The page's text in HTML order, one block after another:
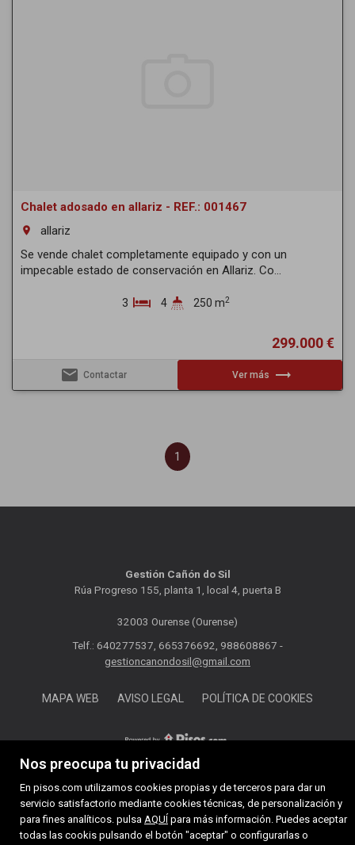
Nos preocupa tu privacidad
En pisos.com utilizamos cookies propias y de terceros para dar un
servicio satisfactorio mediante cookies técnicas, de personalización y
para fines analíticos. pulsa AQUÍ para más información. Puedes aceptar
todas las cookis pulsando el botón "aceptar" o configurarlas o
Chalet adosado en allariz - REF.: 001467
room
allariz
Se vende chalet completamente equipado y con un
impecable estado de conservación en Allariz. Co...
3 4 250 m2
299.000 €
email Contactar Ver más trending_flat
1
Gestión Cañón do Sil
Rúa Progreso 155, planta 1, local 4, puerta B
32003 Ourense (Ourense)
Telf.: 640277537, 665376692, 988608867 -
gestioncanondosil@gmail.com
MAPA WEB AVISO LEGAL POLÍTICA DE COOKIES